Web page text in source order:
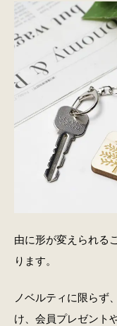
由に形が変えられる
ります。
ノベルティに限らず
け、会員プレゼント